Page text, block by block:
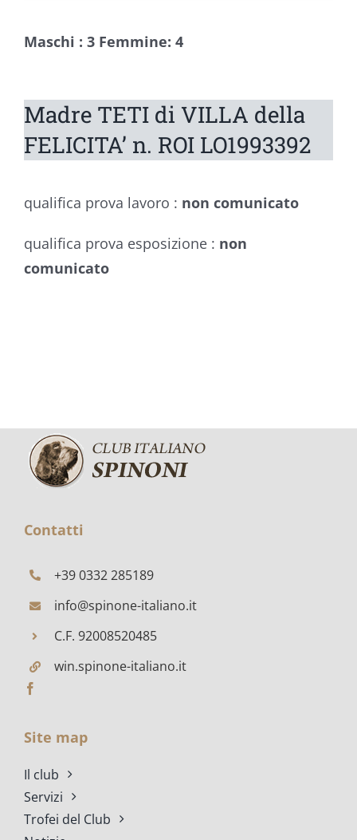
Maschi : 3 Femmine: 4
Madre TETI di VILLA della
FELICITA’ n. ROI LO1993392
qualifica prova lavoro : non comunicato
qualifica prova esposizione : non
comunicato
Contatti
+39 0332 285189
info@spinone-italiano.it
C.F. 92008520485
win.spinone-italiano.it
Site map
Il club
Servizi
Trofei del Club